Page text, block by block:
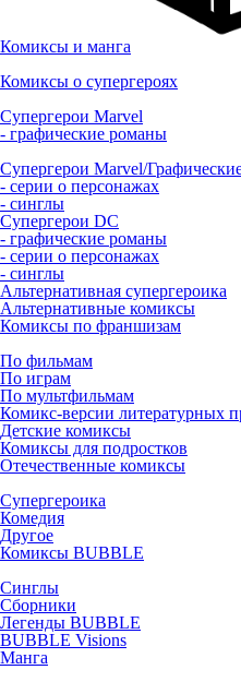
Комиксы и манга
Комиксы о супергероях
Супергерои Marvel
- графические романы
Супергерои Marvel/
- серии о персонажах
- синглы
Супергерои DC
- графические романы
- серии о персонажах
- синглы
Альтернативная супергероика
Альтернативные комиксы
Комиксы по франшизам
По фильмам
По играм
По мультфильмам
Комикс-версии литературных
Детские комиксы
Комиксы для подростков
Отечественные комиксы
Супергероика
Комедия
Другое
Комиксы BUBBLE
Синглы
Сборники
Легенды BUBBLE
BUBBLE Visions
Манга